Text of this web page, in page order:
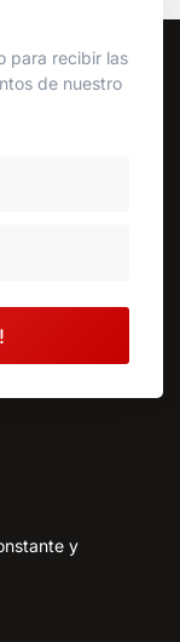
para recibir las
de nuestro
y